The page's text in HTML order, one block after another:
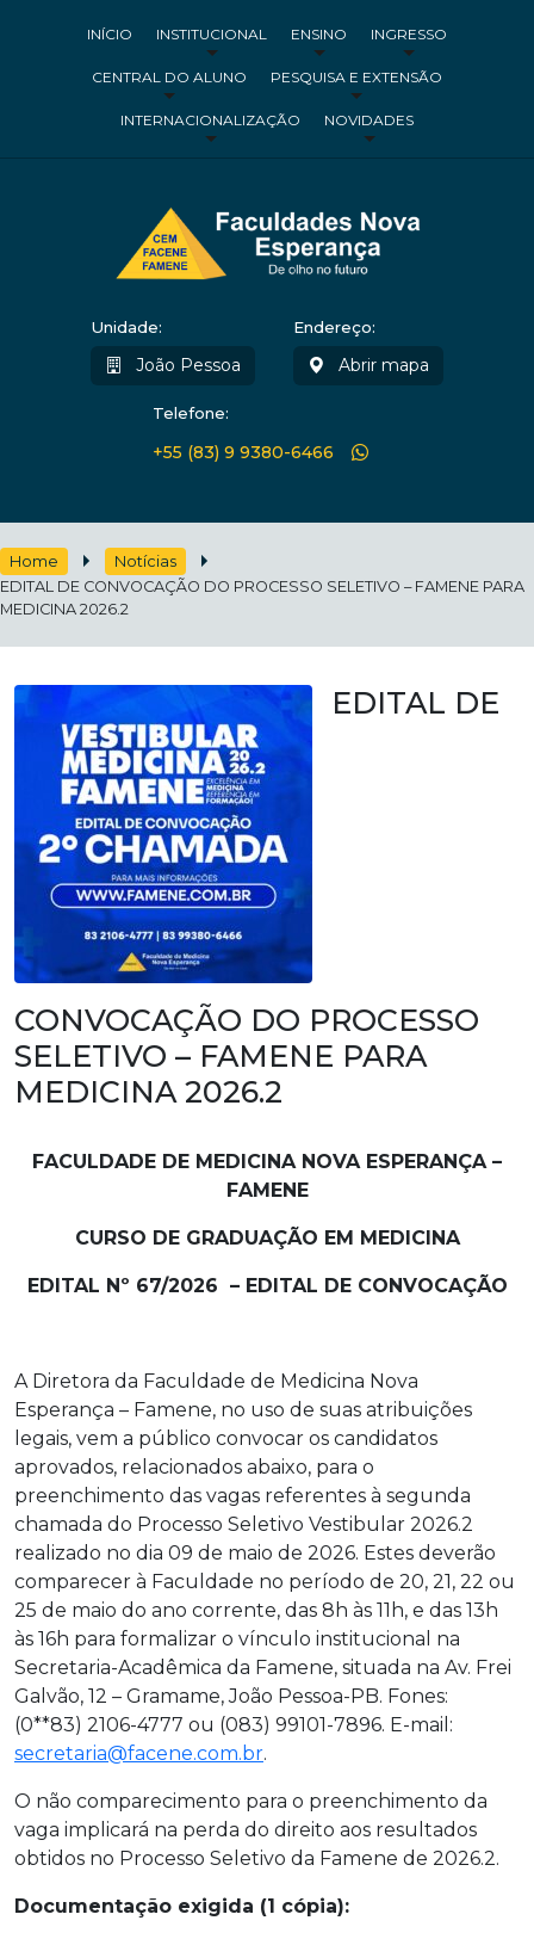
INÍCIO INSTITUCIONAL ENSINO INGRESSO
CENTRAL DO ALUNO PESQUISA E EXTENSÃO
INTERNACIONALIZAÇÃO NOVIDADES
Unidade:
João Pessoa
Endereço:
Abrir mapa
Telefone:
+55 (83) 9 9380-6466
Home
Notícias
EDITAL DE CONVOCAÇÃO DO PROCESSO SELETIVO – FAMENE PARA
MEDICINA 2026.2
EDITAL DE
CONVOCAÇÃO DO PROCESSO
SELETIVO – FAMENE PARA
MEDICINA 2026.2
FACULDADE DE MEDICINA NOVA ESPERANÇA –
FAMENE
CURSO DE GRADUAÇÃO EM MEDICINA
EDITAL Nº 67/2026 – EDITAL DE CONVOCAÇÃO
A Diretora da Faculdade de Medicina Nova
Esperança – Famene, no uso de suas atribuições
legais, vem a público convocar os candidatos
aprovados, relacionados abaixo, para o
preenchimento das vagas referentes à segunda
chamada do Processo Seletivo Vestibular 2026.2
realizado no dia 09 de maio de 2026. Estes deverão
comparecer à Faculdade no período de 20, 21, 22 ou
25 de maio do ano corrente, das 8h às 11h, e das 13h
às 16h para formalizar o vínculo institucional na
Secretaria-Acadêmica da Famene, situada na Av. Frei
Galvão, 12 – Gramame, João Pessoa-PB. Fones:
(0**83) 2106-4777 ou (083) 99101-7896. E-mail:
secretaria@facene.com.br.
O não comparecimento para o preenchimento da
vaga implicará na perda do direito aos resultados
obtidos no Processo Seletivo da Famene de 2026.2.
Documentação exigida (1 cópia):